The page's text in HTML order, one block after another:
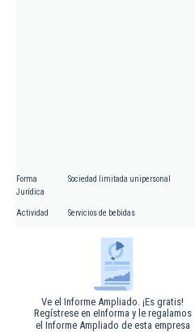
Forma
Jurídica
Sociedad limitada unipersonal
Actividad Servicios de bebidas
Ve el Informe Ampliado. ¡Es gratis!
Regístrese en eInforma y le regalamos
el Informe Ampliado de esta empresa